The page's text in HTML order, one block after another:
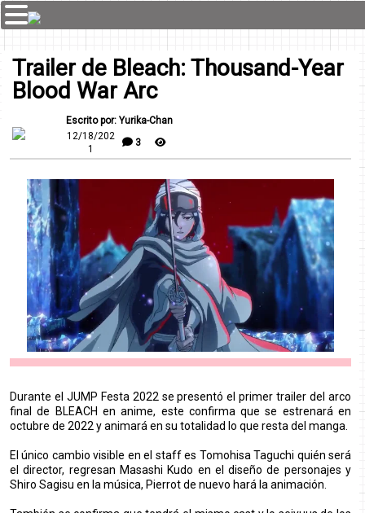
Trailer de Bleach: Thousand-Year
Blood War Arc
Escrito por: Yurika-Chan
12/18/202
1
3
Durante el JUMP Festa 2022 se presentó el primer trailer del arco
final de BLEACH en anime, este confirma que se estrenará en
octubre de 2022 y animará en su totalidad lo que resta del manga.
El único cambio visible en el staff es Tomohisa Taguchi quién será
el director, regresan Masashi Kudo en el diseño de personajes y
Shiro Sagisu en la música, Pierrot de nuevo hará la animación.